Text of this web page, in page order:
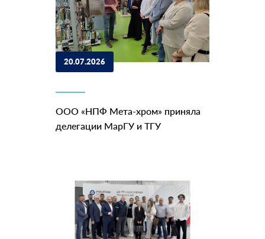
20.07.2026
ООО «НПФ Мета-хром» приняла
делегации МарГУ и ТГУ